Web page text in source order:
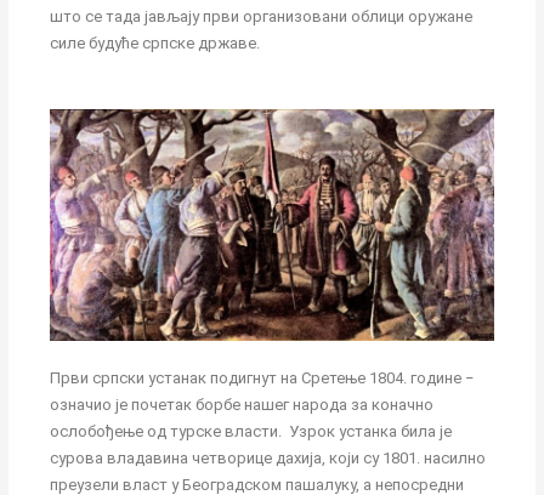
што се тада јављају први организовани облици оружане
силе будуће српске државе.
Први српски устанак подигнут на Сретење 1804. године ‒
означио je почетак борбе нашег народа за коначно
ослобођење од турске власти.
Узрок устанка била је
сурова владавина четворице дахија, који су 1801. насилно
преузели власт у Београдском пашалуку, а непосредни